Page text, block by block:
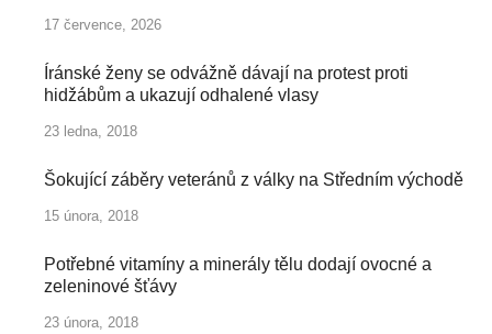
17 července, 2026
Íránské ženy se odvážně dávají na protest proti
hidžábům a ukazují odhalené vlasy
23 ledna, 2018
Šokující záběry veteránů z války na Středním východě
15 února, 2018
Potřebné vitamíny a minerály tělu dodají ovocné a
zeleninové šťávy
23 února, 2018